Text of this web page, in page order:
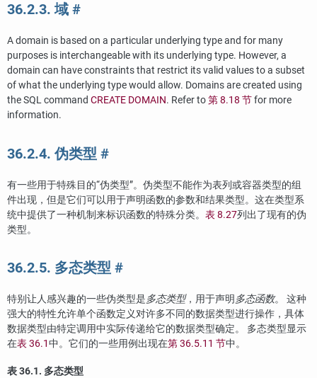
36.2.3. 域 #
A domain is based on a particular underlying type and for many
purposes is interchangeable with its underlying type. However, a
domain can have constraints that restrict its valid values to a subset
of what the underlying type would allow. Domains are created using
theSQLcommand CREATE DOMAIN. Refer to第 8.18 节for more
information.
36.2.4. 伪类型 #
有一些用于特殊目的“伪类型”。伪类型不能作为表列或容器类型的组
件出现，但是它们可以用于声明函数的参数和结果类型。这在类型系
统中提供了一种机制来标识函数的特殊分类。 表 8.27列出了现有的伪
类型。
36.2.5. 多态类型 #
特别让人感兴趣的一些伪类型是多态类型，用于声明多态函数。 这种
强大的特性允许单个函数定义对许多不同的数据类型进行操作，具体
数据类型由特定调用中实际传递给它的数据类型确定。 多态类型显示
在表 36.1中。它们的一些用例出现在第 36.5.11 节中。
表 36.1. 多态类型